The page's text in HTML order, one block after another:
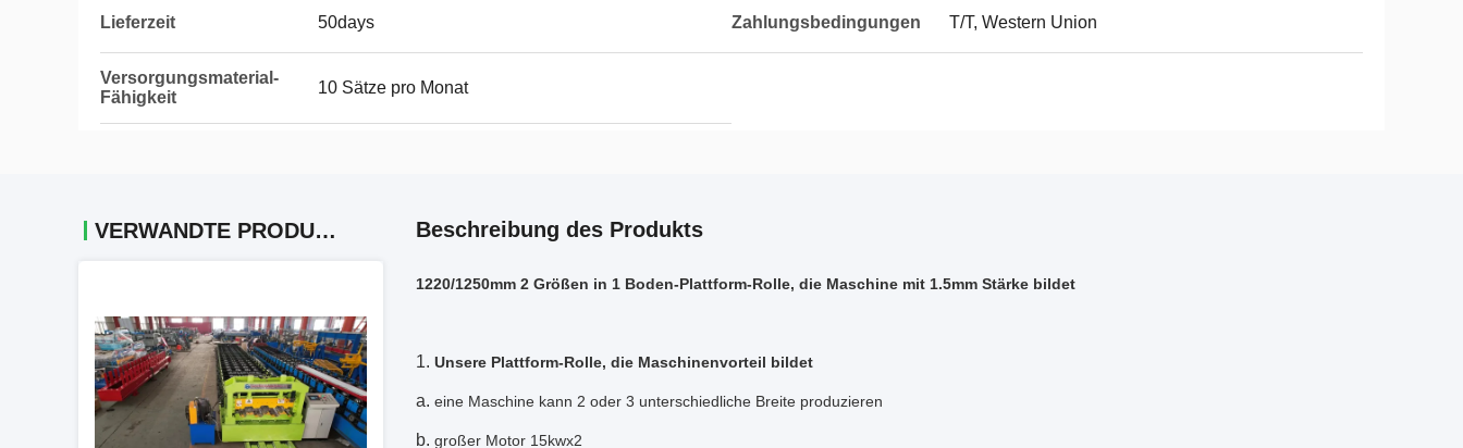
Lieferzeit 50days Zahlungsbedingungen T/T, Western Union
Versorgungsmaterial-
Fähigkeit
10 Sätze pro Monat
VERWANDTE PRODUKTE Beschreibung des Produkts
1220/1250mm 2 Größen in 1 Boden-Plattform-Rolle, die Maschine mit 1.5mm Stärke bildet
1. Unsere Plattform-Rolle, die Maschinenvorteil bildet
a. eine Maschine kann 2 oder 3 unterschiedliche Breite produzieren
b. großer Motor 15kwx2